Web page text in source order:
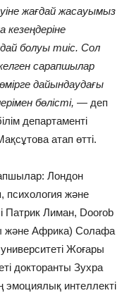
жағдай жасауымыз
кезеңдеріне
болуы тиіс. Сол
сарапшылар
дайындаудағы
бөлісті, — деп
департаменті
атап өтті.
Лондон
психология және
Патрик Лиман, Doorob
және Африка) Солафа
Жоғары
докторанты Зухра
эмоциялық интеллекті